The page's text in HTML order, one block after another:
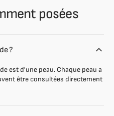
posées
?
est d'une peau. Chaque peau a
être consultées directement